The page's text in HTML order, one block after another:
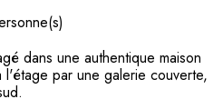
dans une authentique maison
par une galerie couverte,